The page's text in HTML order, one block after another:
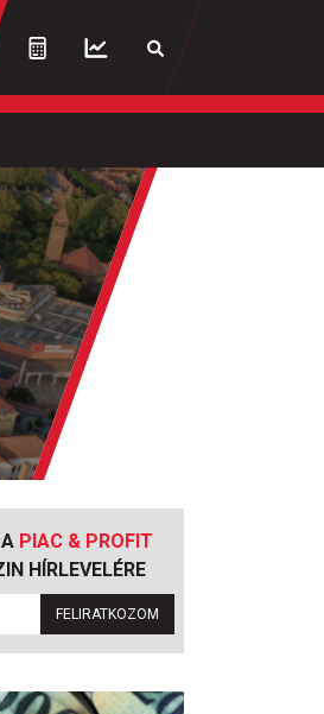
PIAC & PROFIT
HÍRLEVELÉRE
FELIRATKOZOM